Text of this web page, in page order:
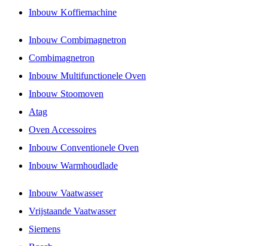
Inbouw Koffiemachine
Inbouw Combimagnetron
Combimagnetron
Inbouw Multifunctionele Oven
Inbouw Stoomoven
Atag
Oven Accessoires
Inbouw Conventionele Oven
Inbouw Warmhoudlade
Inbouw Vaatwasser
Vrijstaande Vaatwasser
Siemens